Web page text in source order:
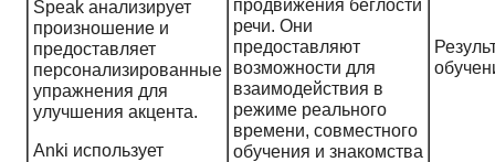
Speak анализирует
произношение и
предоставляет
персонализированные
упражнения для
улучшения акцента.
Anki использует
продвижения беглости
речи. Они
предоставляют
возможности для
взаимодействия в
режиме реального
времени, совместного
обучения и знакомства